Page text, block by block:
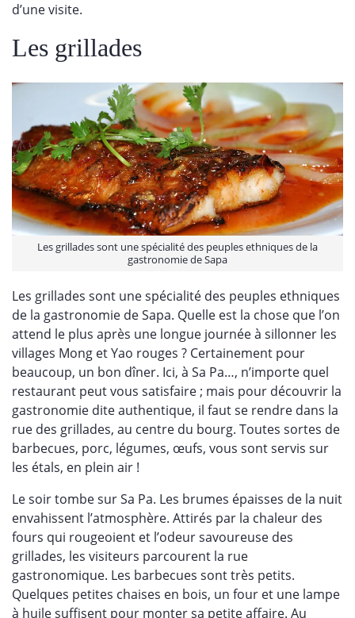
d’une visite.
Les grillades
Les grillades sont une spécialité des peuples ethniques de la
gastronomie de Sapa
Les grillades sont une spécialité des peuples ethniques
de la gastronomie de Sapa. Quelle est la chose que l’on
attend le plus après une longue journée à sillonner les
villages Mong et Yao rouges ? Certainement pour
beaucoup, un bon dîner. Ici, à Sa Pa…, n’importe quel
restaurant peut vous satisfaire ; mais pour découvrir la
gastronomie dite authentique, il faut se rendre dans la
rue des grillades, au centre du bourg. Toutes sortes de
barbecues, porc, légumes, œufs, vous sont servis sur
les étals, en plein air !
Le soir tombe sur Sa Pa. Les brumes épaisses de la nuit
envahissent l’atmosphère. Attirés par la chaleur des
fours qui rougeoient et l’odeur savoureuse des
grillades, les visiteurs parcourent la rue
gastronomique. Les barbecues sont très petits.
Quelques petites chaises en bois, un four et une lampe
à huile suffisent pour monter sa petite affaire. Au